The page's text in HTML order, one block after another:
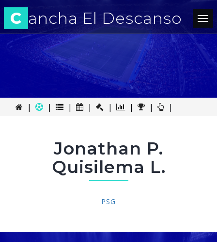
C ancha El Descanso
| | | | | | | |
Jonathan P.
Quisilema L.
PSG